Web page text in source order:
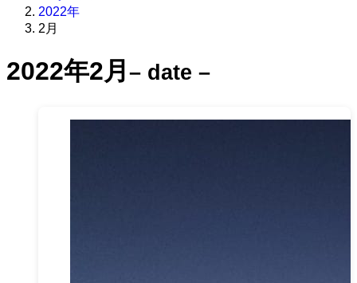
2022年
2月
2022年2月 – date –